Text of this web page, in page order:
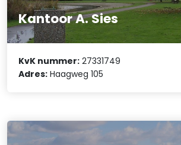
Kantoor A. Sies
KvK nummer: 27331749
Adres: Haagweg 105